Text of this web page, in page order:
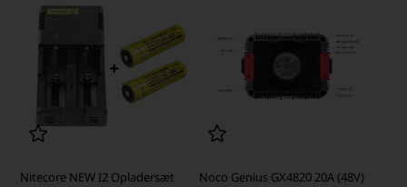
Nitecore NEW I2 Opladersæt
Noco Genius GX4820 20A (48V)